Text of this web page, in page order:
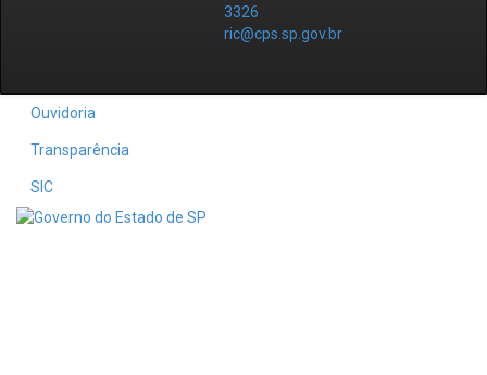
3326
ric@cps.sp.gov.br
Ouvidoria
Transparência
SIC